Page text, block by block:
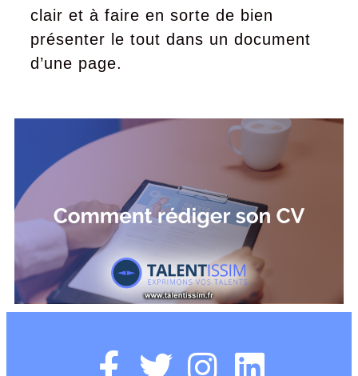
clair et à faire en sorte de bien
présenter le tout dans un document
d’une page.